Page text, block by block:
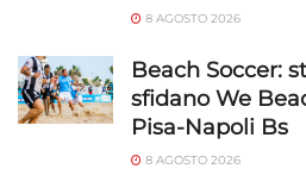
8 AGOSTO 2026
Beach Soccer:
sfidano We
Pisa-Napoli Bs
8 AGOSTO 2026